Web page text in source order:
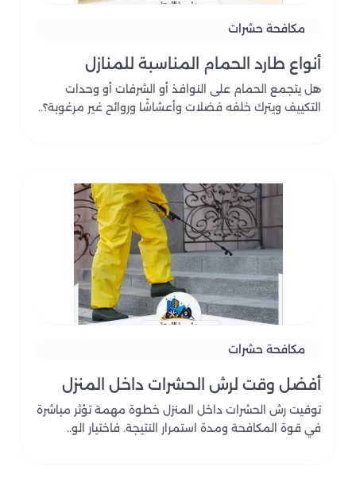
مكافحة حشرات
أنواع طارد الحمام المناسبة للمنازل
هل يتجمع الحمام على النوافذ أو الشرفات أو وحدات
التكييف ويترك خلفه فضلات وأعشاشًا وروائح غير مرغوبة؟..
مكافحة حشرات
أفضل وقت لرش الحشرات داخل المنزل
توقيت رش الحشرات داخل المنزل خطوة مهمة تؤثر مباشرة
في قوة المكافحة ومدة استمرار النتيجة. فاختيار الو..